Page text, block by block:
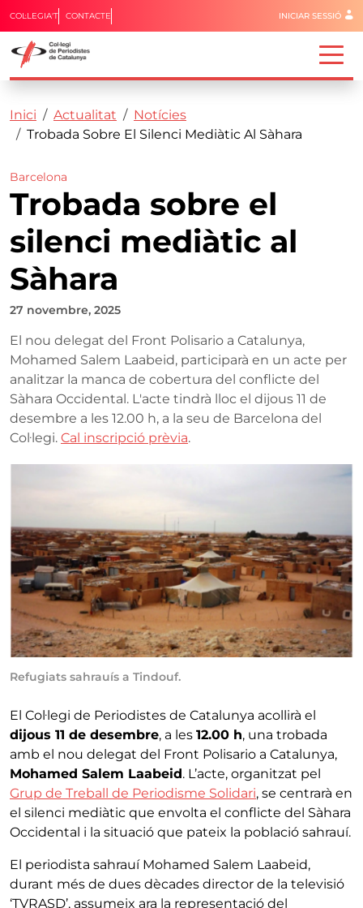
Vés al contingut
Capçalera
COL·LEGIA'T CONTACTE Menú del
INICIAR SESSIÓ
Fil d'ariadna
Inici Actualitat
Notícies
Trobada Sobre El Silenci Mediàtic Al Sàhara
Barcelona
Trobada sobre el
silenci mediàtic al
Sàhara
27 novembre, 2025
El nou delegat del Front Polisario a Catalunya,
Mohamed Salem Laabeid, participarà en un acte per
analitzar la manca de cobertura del conflicte del
Sàhara Occidental. L'acte tindrà lloc el dijous 11 de
desembre a les 12.00 h, a la seu de Barcelona del
Col·legi. Cal inscripció prèvia.
Refugiats sahrauís a Tindouf.
El Col·legi de Periodistes de Catalunya acollirà el
dijous 11 de desembre, a les 12.00 h, una trobada
amb el nou delegat del Front Polisario a Catalunya,
Mohamed Salem Laabeid. L’acte, organitzat pel
Grup de Treball de Periodisme Solidari, se centrarà en
el silenci mediàtic que envolta el conflicte del Sàhara
Occidental i la situació que pateix la població sahrauí.
El periodista sahrauí Mohamed Salem Laabeid,
durant més de dues dècades director de la televisió
‘TVRASD’, assumeix ara la representació del